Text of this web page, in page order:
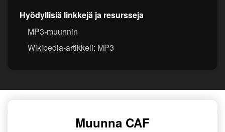
Hyödyllisiä linkkejä ja resursseja
MP3-muunnin
Wikipedia-artikkeli: MP3
Muunna CAF